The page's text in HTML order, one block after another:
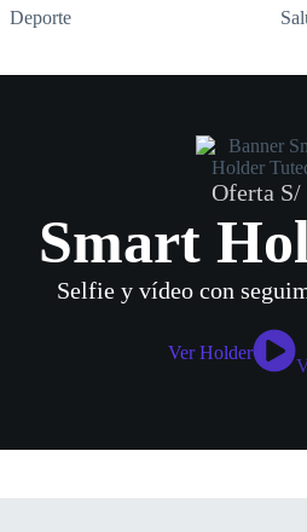
Deporte
Oferta S/
Smart
Selfie y vídeo con
Ver Holder